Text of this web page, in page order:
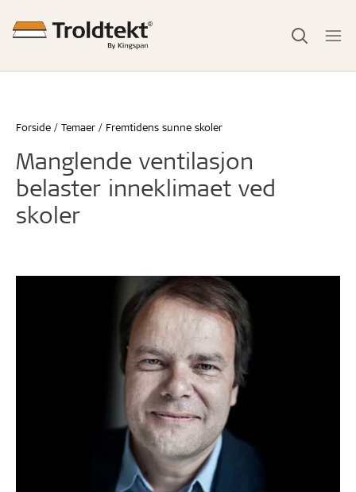
Forside Temaer Fremtidens sunne skoler
Manglende ventilasjon
belaster inneklimaet ved
skoler